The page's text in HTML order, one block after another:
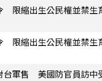
限縮出生公民權並禁生
限縮出生公民權並禁生
台軍售 美國防官員訪中